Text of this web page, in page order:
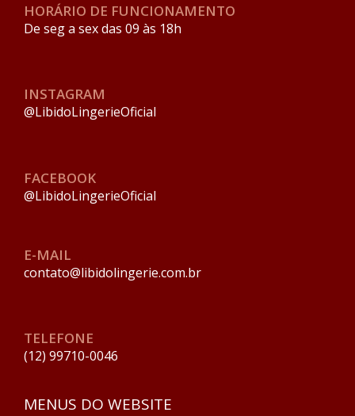
HORÁRIO DE FUNCIONAMENTO
De seg a sex das 09 às 18h
INSTAGRAM
@LibidoLingerieOficial
FACEBOOK
@LibidoLingerieOficial
E-MAIL
contato@libidolingerie.com.br
TELEFONE
(12) 99710-0046
MENUS DO WEBSITE